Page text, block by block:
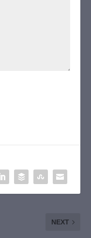
NEXT